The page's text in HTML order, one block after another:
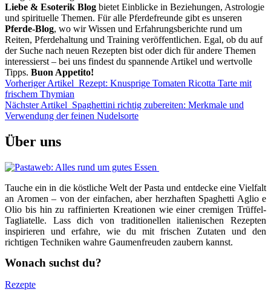
Liebe & Esoterik Blog bietet Einblicke in Beziehungen, Astrologie
und spirituelle Themen. Für alle Pferdefreunde gibt es unseren
Pferde-Blog, wo wir Wissen und Erfahrungsberichte rund um
Reiten, Pferdehaltung und Training veröffentlichen. Egal, ob du auf
der Suche nach neuen Rezepten bist oder dich für andere Themen
interessierst – bei uns findest du spannende Artikel und wertvolle
Tipps. Buon Appetito!
Vorheriger Artikel Rezept: Knusprige Tomaten Ricotta Tarte mit
frischem Thymian
Nächster Artikel Spaghettini richtig zubereiten: Merkmale und
Verwendung der feinen Nudelsorte
Über uns
Tauche ein in die köstliche Welt der Pasta und entdecke eine Vielfalt
an Aromen – von der einfachen, aber herzhaften Spaghetti Aglio e
Olio bis hin zu raffinierten Kreationen wie einer cremigen Trüffel-
Tagliatelle. Lass dich von traditionellen italienischen Rezepten
inspirieren und erfahre, wie du mit frischen Zutaten und den
richtigen Techniken wahre Gaumenfreuden zaubern kannst.
Wonach suchst du?
Rezepte